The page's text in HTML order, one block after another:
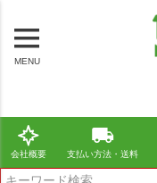
MENU
会社概要 支払い方法・送料